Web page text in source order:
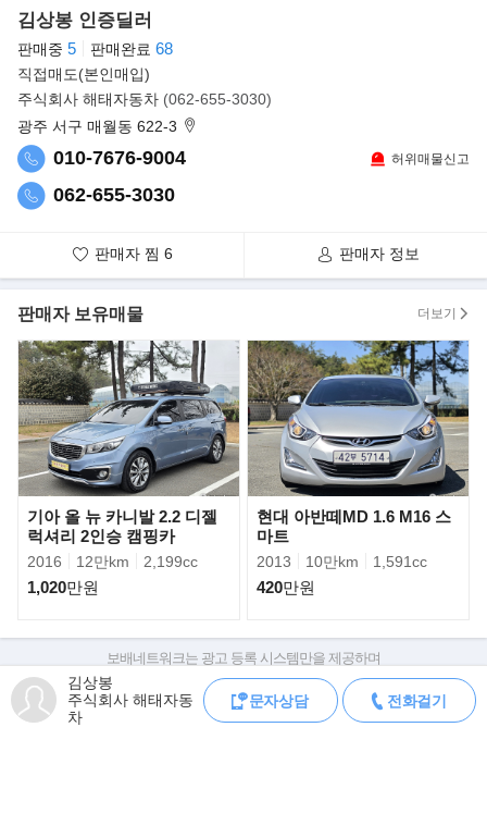
- 배기량 : 1,998cc
- 주행거리 : 92,578km
- 색상 : 회색
- 판매가격 : 1,550만원
▶옵션 및 특징
- N 전용 스포츠 디자인
- N 전용 휠
- 버킷 스타일 스포츠 시트
- 스마트키
- 크루즈 컨트롤
▶차량 상태
- 엔진 및 미션 상태 양호
- 하체 및 주행감 우수
- 실내외 관리 상태 깔끔
- 비흡연 차량
- 순정 차량(튜닝 없음)
- 매입 후 기본 정비 및 점검 완료
▶사고 여부
- 사고이력 있음
- 안녕하세요. 현대 올 뉴 아반떼(CN7) N 2.0 판매합니다.
- 차량은 직접 보시고 시승 가능합니다.
- 성능점검 완료 차량이며, 궁금하신 사항은 언제든 문의 주세요.
김상봉 인증딜러
판매중 5 판매완료 68
직접매도(본인매입)
주식회사 해태자동차 (062-655-3030)
광주 서구 매월동 622-3
010-7676-9004
062-655-3030
허위매물신고
판매자 찜 6 판매자 정보
판매자 보유매물 더보기
기아 올 뉴 카니발 2.2 디젤
럭셔리 2인승 캠핑카
2016 12만km 2,199cc
1,020만원
현대 아반떼MD 1.6 M16 스
마트
2013 10만km 1,591cc
420만원
김상봉
주식회사 해태자동
차
문자상담 전화걸기
보배네트워크는 광고 등록 시스템만을 제공하며
판매자가 직접 등록한 내용에 대한 모든 책임은 판매자에게 있습니다.
차량 구매 시 차량등록증, 성능점검기록부, 실제 차량 상태,
차대번호 조회로 직접 정보를 확인하세요.